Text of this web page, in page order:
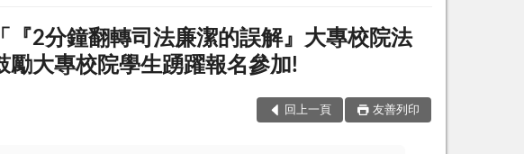
2分鐘翻轉司法廉潔的誤解』大專校院法
大專校院學生踴躍報名參加!
回上一頁 友善列印